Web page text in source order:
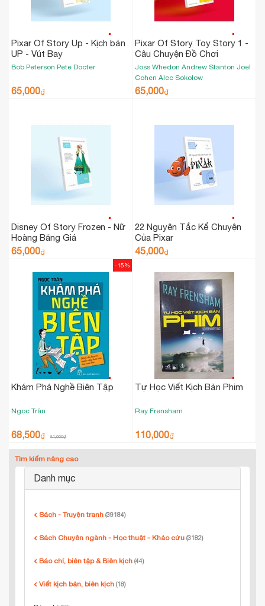
Pixar Of Story Up - Kịch bản
UP - Vút Bay
Bob Peterson Pete Docter
65,000₫
Pixar Of Story Toy Story 1 -
Câu Chuyện Đồ Chơi
Joss Whedon Andrew Stanton Joel
Cohen Alec Sokolow
65,000₫
Disney Of Story Frozen - Nữ
Hoàng Băng Giá
65,000₫
22 Nguyên Tắc Kể Chuyện
Của Pixar
45,000₫
Khám Phá Nghề Biên Tập
Ngọc Trân
68,500₫ 81,000₫
-15%
Tự Học Viết Kịch Bản Phim
Ray Frensham
110,000₫
Tìm kiếm nâng cao
Danh mục
Sách - Truyện tranh (39184)
Sách Chuyên ngành - Học thuật - Khảo cứu (3182)
Báo chí, biên tập & Biên kịch (44)
Viết kịch bản, biên kịch (18)